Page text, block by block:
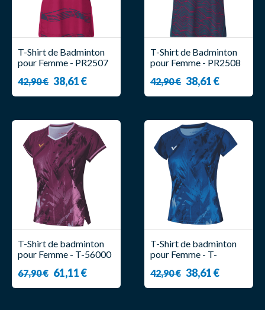
T-Shirt de Badminton
pour Femme - PR2507
42,90 € 38,61 €
T-Shirt de Badminton
pour Femme - PR2508
42,90 € 38,61 €
T-Shirt de badminton
pour Femme - T-56000
67,90 € 61,11 €
T-Shirt de badminton
pour Femme - T-
42,90 € 38,61 €